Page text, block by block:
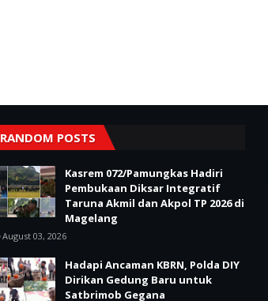
RANDOM POSTS
Kasrem 072/Pamungkas Hadiri
Pembukaan Diksar Integratif
Taruna Akmil dan Akpol TP 2026 di
Magelang
August 03, 2026
Hadapi Ancaman KBRN, Polda DIY
Dirikan Gedung Baru untuk
Satbrimob Gegana